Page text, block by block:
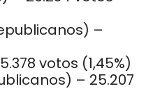
–
votos (1,45%)
– 25.207